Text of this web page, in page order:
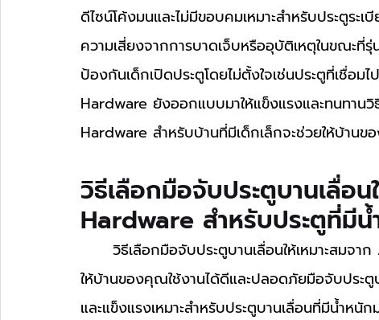
ดีไซน์โค้งมนและไม่มีขอบคมเหมาะสำหรับประตูระ
ความเสี่ยงจากการบาดเจ็บหรืออุบัติเหตุในขณะที่
ป้องกันเด็กเปิดประตูโดยไม่ตั้งใจเช่นประตูที่เชื่อ
Hardware ยังออกแบบมาให้แข็งแรงและทนทานวิ
Hardware สำหรับบ้านที่มีเด็กเล็กจะช่วยให้บ้าน
วิธีเลือกมือจับประตูบานเลื่อน
Hardware สำหรับประตูที่มี
ให้บ้านของคุณใช้งานได้ดีและปลอดภัยมือจับประ
และแข็งแรงเหมาะสำหรับประตูบานเลื่อนที่มีน้ำห